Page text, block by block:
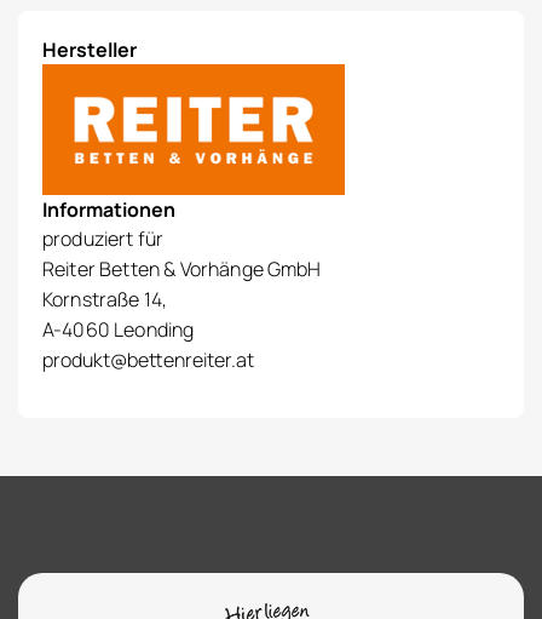
Hersteller
Informationen
produziert für
Reiter Betten & Vorhänge GmbH
Kornstraße 14,
A-4060 Leonding
produkt@bettenreiter.at